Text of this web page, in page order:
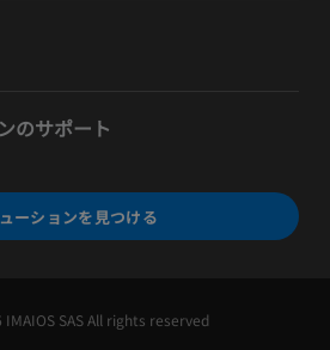
のサポート
ーションを見つける
SAS All rights reserved